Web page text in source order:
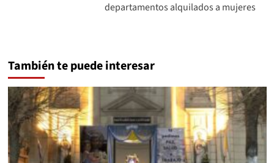
departamentos alquilados a mujeres
También te puede interesar